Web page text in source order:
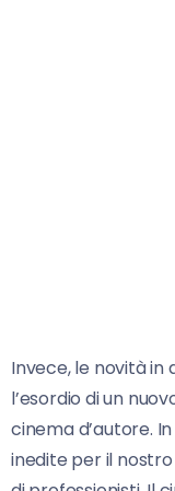
Invece, le novità
l’esordio di un
cinema d’autore.
inedite per il